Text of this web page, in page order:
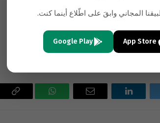
لينكدإن
البريد
واتساب
المجاني وابقَ على اطّلاع أينما كنت.
App Store
Google Play